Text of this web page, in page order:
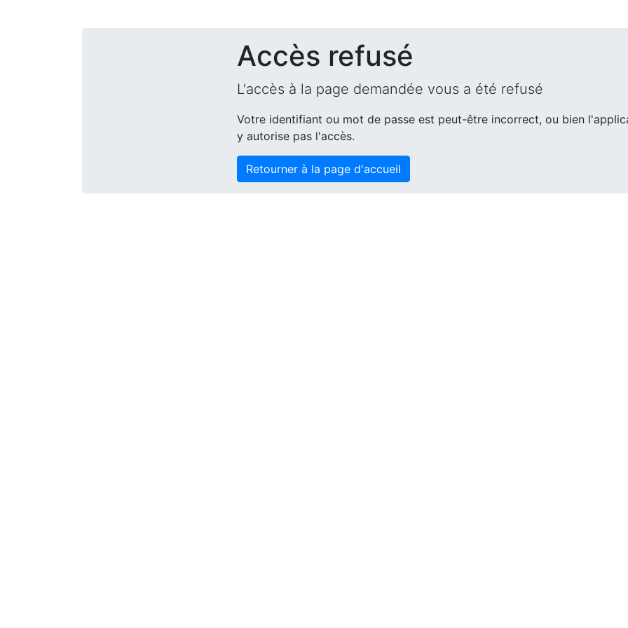
Accès refusé
L'accès à la page demandée vous a été refusé
Votre identifiant ou mot de passe est peut-être incorrect, ou bien
y autorise pas l'accès.
Retourner à la page d'accueil